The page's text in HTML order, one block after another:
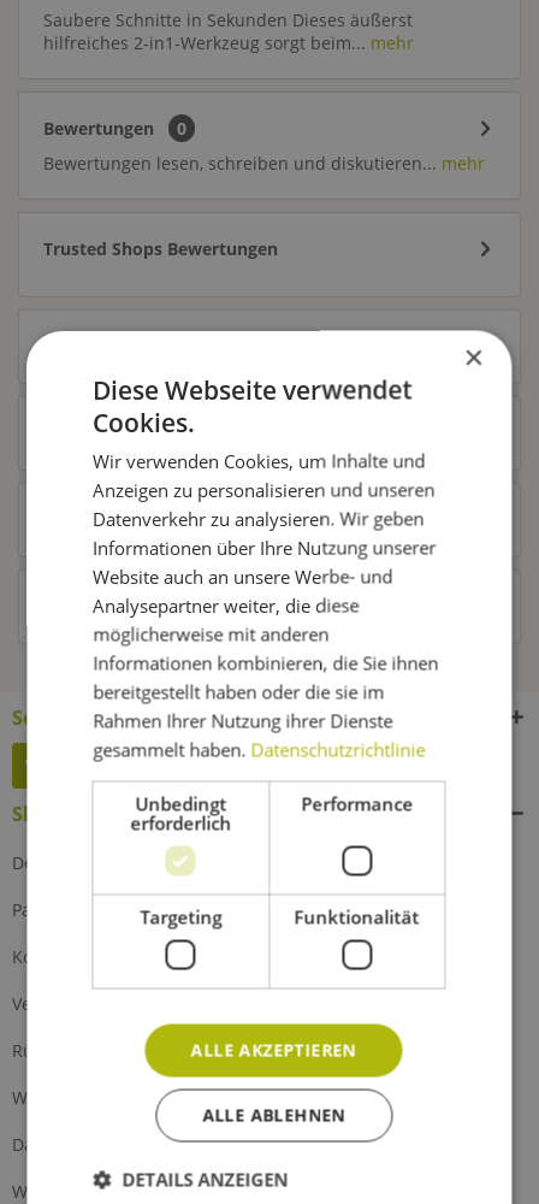
Saubere Schnitte in Sekunden Dieses äußerst
hilfreiches 2-in1-Werkzeug sorgt beim... mehr
Bewertungen
0
Bewertungen lesen, schreiben und diskutieren... mehr
Trusted Shops Bewertungen
Ähnliche Artikel
Kunden kauften auch
Kunden haben sich ebenfalls angesehen
Service Hotline
Widerruf erklären
Shop Service
Defektes Produkt
Partnerprogramm
Kontakt
Versand und Zahlung
Rückgabe
Widerrufsrecht
Datenschutz
Widerrufsformular
×
Diese Webseite verwendet
Cookies.
Wir verwenden Cookies, um Inhalte und
Anzeigen zu personalisieren und unseren
Datenverkehr zu analysieren. Wir geben
Informationen über Ihre Nutzung unserer
Website auch an unsere Werbe- und
Analysepartner weiter, die diese
möglicherweise mit anderen
Informationen kombinieren, die Sie ihnen
bereitgestellt haben oder die sie im
Rahmen Ihrer Nutzung ihrer Dienste
gesammelt haben. Datenschutzrichtlinie
Unbedingt
erforderlich
Performance
Targeting Funktionalität
ALLE AKZEPTIEREN
ALLE ABLEHNEN
DETAILS ANZEIGEN